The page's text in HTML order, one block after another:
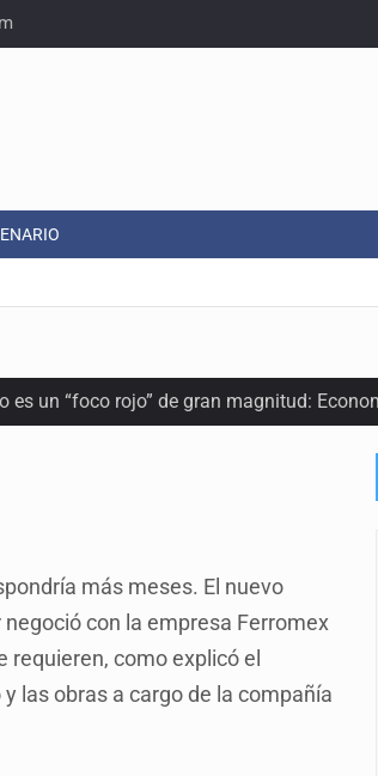
es un “foco rojo” de gran magnitud:
pareja
lo niega
Mirador de San Isidro
más meses. El nuevo
con la empresa Ferromex
como explicó el
las obras a cargo de la compañía